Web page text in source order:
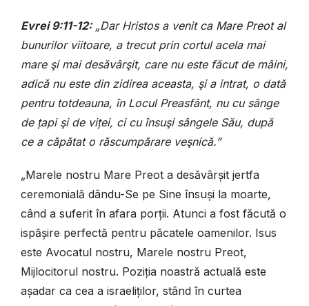
Evrei 9:11-12:„Dar Hristos a venit ca Mare Preot al
bunurilor viitoare, a trecut prin cortul acela mai
mare şi mai desăvârşit, care nu este făcut de mâini,
adică nu este din zidirea aceasta, şi a intrat, o dată
pentru totdeauna, în Locul Preasfânt, nu cu sânge
de țapi şi de viței, ci cu însuşi sângele Său, după
ce a căpătat o răscumpărare veşnică.”
„Marele nostru Mare Preot a desăvârșit jertfa
ceremonială dându-Se pe Sine însuși la moarte,
când a suferit în afara porții. Atunci a fost făcută o
ispășire perfectă pentru păcatele oamenilor. Isus
este Avocatul nostru, Marele nostru Preot,
Mijlocitorul nostru. Poziția noastră actuală este
așadar ca cea a israeliților, stând în curtea